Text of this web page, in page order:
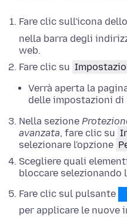
Fare clic sull'icona
nella barra degli
web.
Fare clic su
Verrà aperta la
delle impostazioni di
Nella sezione
avanzata, fare clic su
selezionare l'opzione
Scegliere quali
bloccare selezionando
Fare clic sul pulsante
per applicare le nuove